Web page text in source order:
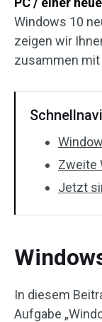
Windows 10
zeigen wir
zusammen mit
Zweite
Jetzt
In diesem
Aufgabe